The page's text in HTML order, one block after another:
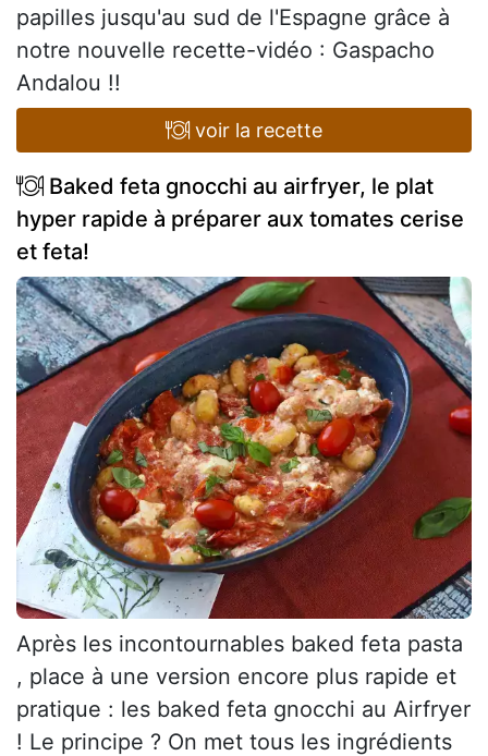
papilles jusqu'au sud de l'Espagne grâce à
notre nouvelle recette-vidéo : Gaspacho
Andalou !!
voir la recette
Baked feta gnocchi au airfryer, le plat
hyper rapide à préparer aux tomates cerise
et feta!
Après les incontournables baked feta pasta
, place à une version encore plus rapide et
pratique : les baked feta gnocchi au Airfryer
! Le principe ? On met tous les ingrédients